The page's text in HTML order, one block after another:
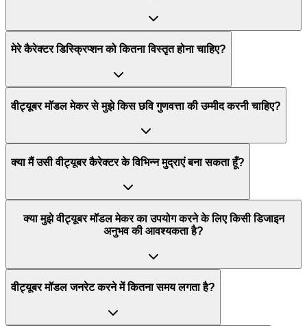
मेरे कैरेक्टर डिस्क्रिप्शन को कितना विस्तृत होना चाहिए?
वीट्यूबर मॉडल मेकर से मुझे किस छवि गुणवत्ता की उम्मीद करनी चाहिए?
क्या मैं उसी वीट्यूबर कैरेक्टर के विभिन्न मुद्राएं बना सकता हूँ?
क्या मुझे वीट्यूबर मॉडल मेकर का उपयोग करने के लिए किसी डिजाइन
अनुभव की आवश्यकता है?
वीट्यूबर मॉडल जनरेट करने में कितना समय लगता है?